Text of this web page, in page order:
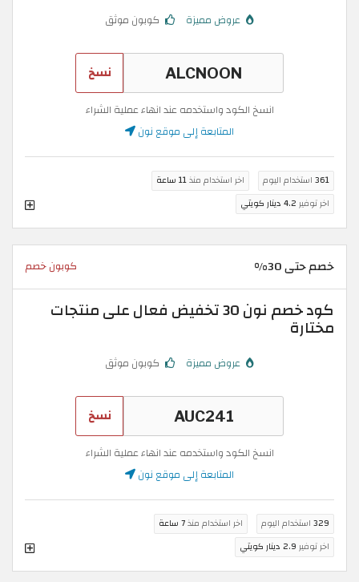
عروض مميزة كوبون موثق
نسخ
انسخ الكود واستخدمه عند انهاء عملية الشراء
المتابعة إلى موقع نون
361 استخدام اليوم اخر استخدام منذ11 ساعة
اخر توفير 4.2 دينار كويتي
خصم حتى 30% كوبون خصم
كود خصم نون 30 تخفيض فعال على منتجات
مختارة
عروض مميزة كوبون موثق
نسخ
انسخ الكود واستخدمه عند انهاء عملية الشراء
المتابعة إلى موقع نون
329 استخدام اليوم اخر استخدام منذ7 ساعة
اخر توفير 2.9 دينار كويتي